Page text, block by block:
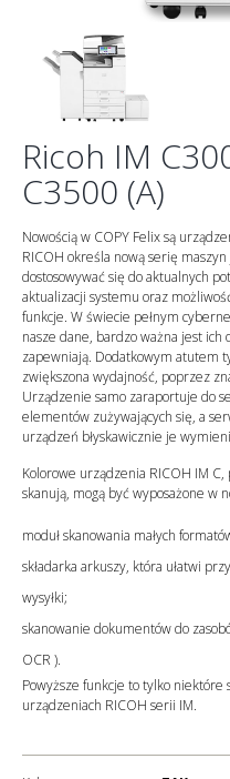
Ricoh IM
C3500 (A)
Nowością w COPY Felix są
RICOH określa nową serię
dostosowywać się do aktualnych
aktualizacji systemu oraz
funkcje. W świecie pełnym
nasze dane, bardzo ważna jest
zapewniają. Dodatkowym atutem
zwiększona wydajność, poprzez
Urządzenie samo zaraportuje do
elementów zużywających się, a
urządzeń błyskawicznie je
Kolorowe urządzenia RICOH IM
skanują, mogą być wyposażone w
moduł skanowania małych
składarka arkuszy, która ułatwi
wysyłki;
skanowanie dokumentów do
OCR ).
Powyższe funkcje to tylko niektóre
urządzeniach RICOH serii IM.